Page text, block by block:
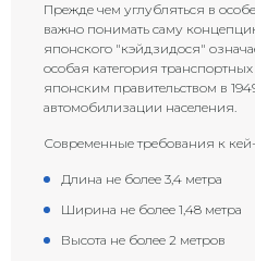
Прежде чем углубляться в
важно понимать саму
японского "кэйдзидося"
особая категория
японским правительством в
автомобилизации населения.
Современные требования к
Длина не более 3,4 метра
Ширина не более 1,48 метра
Высота не более 2 метров